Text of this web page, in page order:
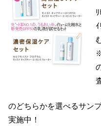
のどちらかを選べるサン
実施中！